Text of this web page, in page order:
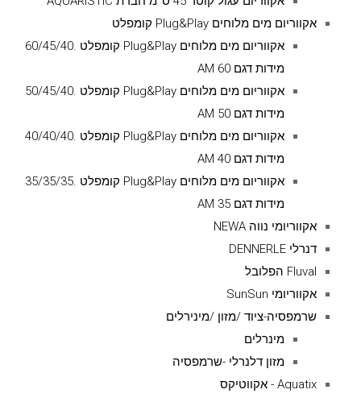
אקווריום מים מלוחים Plug&Play קומפלט
אקווריום מים מלוחים Plug&Play קומפלט .60/45/40
מידות דגם AM 60
אקווריום מים מלוחים Plug&Play קומפלט .50/45/40
מידות דגם AM 50
אקווריום מים מלוחים Plug&Play קומפלט .40/40/40
מידות דגם AM 40
אקווריום מים מלוחים Plug&Play קומפלט .35/35/35
מידות דגם AM 35
אקווריומי נווה NEWA
דנרלי DENNERLE
Fluval הפלובל
אקווריומי SunSun
שרמפסיה-ציוד /מזון /מינירלים
מינרלים
מזון דלנרלי -שרמפסיה
Aquatix - אקווטיקס